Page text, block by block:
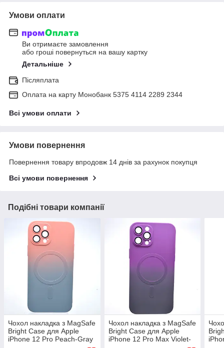
Умови оплати
Ви отримаєте замовлення
або гроші повернуться на вашу картку
Детальніше
Післяплата
Оплата на карту Монобанк 5375 4114 2289 2344
Всі умови оплати
Умови повернення
Повернення товару впродовж 14 днів за рахунок покупця
Всі умови повернення
Подібні товари компанії
Чохол накладка з MagSafe
Bright Case для Apple
iPhone 12 Pro Peach-Gray
Чохол накладка з MagSafe
Bright Case для Apple
iPhone 12 Pro Max Violet-